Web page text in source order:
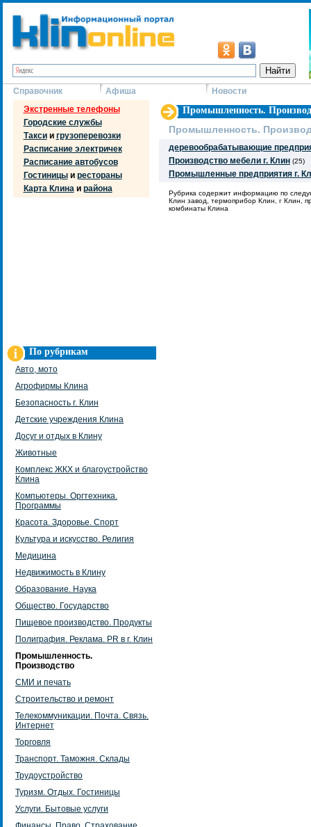
Справочник Афиша
Новости
Экстренные телефоны
Городские службы
Таксии грузоперевозки
Расписание электричек
Расписание автобусов
Гостиницыи рестораны
Карта Клинаи района
По рубрикам
Авто, мото
Агрофирмы Клина
Безопасность г. Клин
Детские учреждения Клина
Досуг и отдых в Клину
Животные
Комплекс ЖКХ и благоустройство
Клина
Компьютеры. Оргтехника.
Программы
Красота. Здоровье. Спорт
Культура и искусство. Религия
Медицина
Недвижимость в Клину
Образование. Наука
Общество. Государство
Пищевое производство. Продукты
Полиграфия. Реклама. PR в г. Клин
Промышленность.
Производство
СМИ и печать
Строительство и ремонт
Телекоммуникации. Почта. Связь.
Интернет
Торговля
Транспорт. Таможня. Склады
Трудоустройство
Туризм. Отдых. Гостиницы
Услуги. Бытовые услуги
Промышленность.
Промышленность.
деревообрабатывающие
Производство мебели г. Клин (25)
Промышленные предприятия г.
Рубрика содержит информацию по
Клин завод, термоприбор Клин, г Клин,
комбинаты Клина